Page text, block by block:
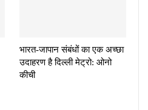
भारत-जापान संबंधों का एक अच्छा
उदाहरण है दिल्ली मेट्रो: ओनो
कीची